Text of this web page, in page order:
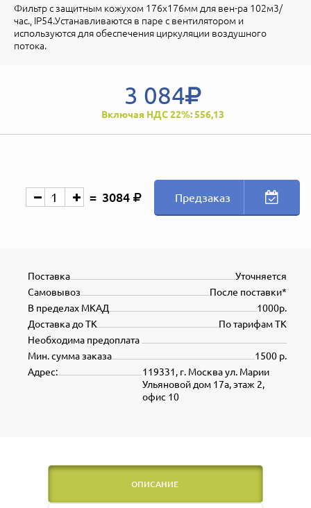
Фильтр c защитным кожухом 176x176мм для вен-ра 102м3/
час., IP54.Устанавливаются в паре с вентилятором и
используются для обеспечения циркуляции воздушного
потока.
3 084
Включая НДС 22%: 556,13
3084 Предзаказ
Уточняется
Поставка
После поставки*
Самовывоз
1000р.
В пределах МКАД
По тарифам ТК
Доставка до ТК
Необходима предоплата
1500 р.
Мин. сумма заказа
119331, г. Москва ул. Марии
Ульяновой дом 17а, этаж 2,
офис 10
Адрес:
ОПИСАНИЕ